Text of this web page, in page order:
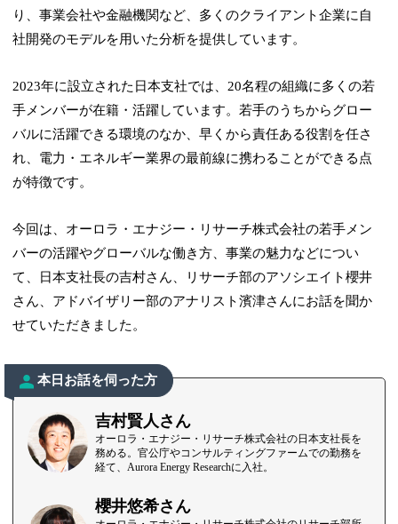
り、事業会社や金融機関など、多くのクライアント企業に自
社開発のモデルを用いた分析を提供しています。
2023年に設立された日本支社では、20名程の組織に多くの若
手メンバーが在籍・活躍しています。若手のうちからグロー
バルに活躍できる環境のなか、早くから責任ある役割を任さ
れ、電力・エネルギー業界の最前線に携わることができる点
が特徴です。
今回は、オーロラ・エナジー・リサーチ株式会社の若手メン
バーの活躍やグローバルな働き方、事業の魅力などについ
て、日本支社長の吉村さん、リサーチ部のアソシエイト櫻井
さん、アドバイザリー部のアナリスト濱津さんにお話を聞か
せていただきました。
本日お話を伺った方
吉村賢人さん
オーロラ・エナジー・リサーチ株式会社の日本支社長を
務める。官公庁やコンサルティングファームでの勤務を
経て、Aurora Energy Researchに入社。
櫻井悠希さん